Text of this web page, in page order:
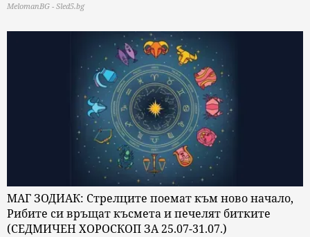
MelomanBG - Sled5.bg
МАГ ЗОДИАК: Стрелците поемат към ново начало,
Рибите си връщат късмета и печелят битките
(СЕДМИЧЕН ХОРОСКОП ЗА 25.07-31.07.)